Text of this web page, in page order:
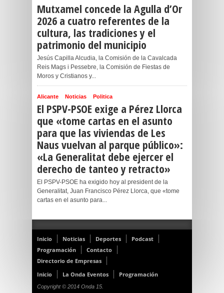
Mutxamel concede la Agulla d’Or
2026 a cuatro referentes de la
cultura, las tradiciones y el
patrimonio del municipio
Jesús Capilla Alcudia, la Comisión de la Cavalcada
Reis Mags i Pessebre, la Comisión de Fiestas de
Moros y Cristianos y...
Alicante Noticias Politica
El PSPV-PSOE exige a Pérez Llorca
que «tome cartas en el asunto
para que las viviendas de Les
Naus vuelvan al parque público»:
«La Generalitat debe ejercer el
derecho de tanteo y retracto»
El PSPV-PSOE ha exigido hoy al president de la
Generalitat, Juan Francisco Pérez Llorca, que «tome
cartas en el asunto para...
Inicio Noticias Deportes
Podcast
Programación
Contacto
Directorio de Empresas
Inicio
La Onda Eventos Programación
Copyright © 2014 Onda 15.